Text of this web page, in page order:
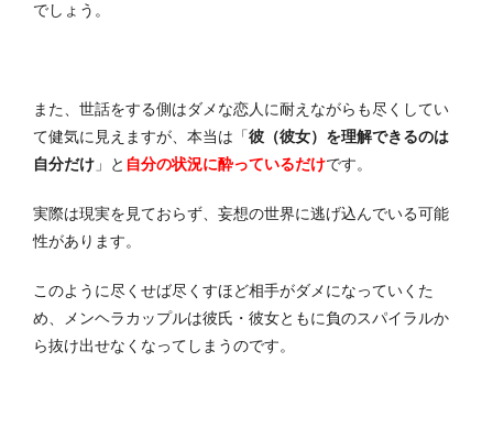
でしょう。
また、世話をする側はダメな恋人に耐えながらも尽くしてい
て健気に見えますが、本当は「彼（彼女）を理解できるのは
自分だけ 」と 自分の状況に酔っているだけです。
実際は現実を見ておらず、妄想の世界に逃げ込んでいる可能
性があります。
このように尽くせば尽くすほど相手がダメになっていくた
め、メンヘラカップルは彼氏・彼女ともに負のスパイラルか
ら抜け出せなくなってしまうのです。